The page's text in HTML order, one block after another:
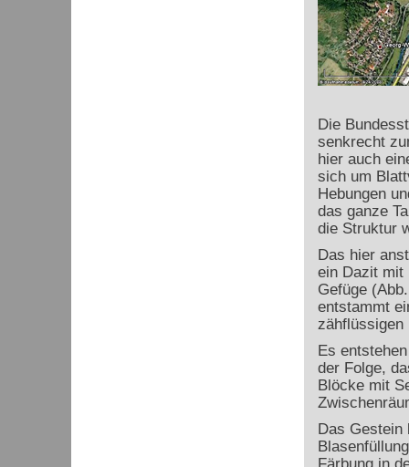
Die
senkrecht
hier auch
sich um
Hebungen
das ganze
die Struktur
Das hier
ein Dazit mit
Gefüge
entstammt
zähflüssigen
Es
der Folge,
Blöcke mit
Das Gestein